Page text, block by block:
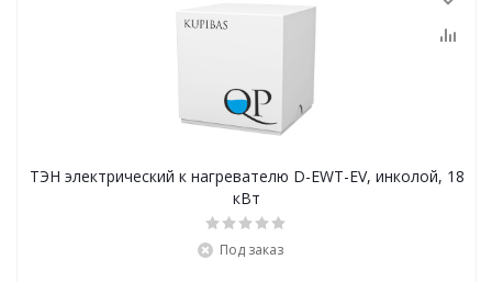
ТЭН электрический к нагревателю D-EWT-EV, инколой, 18
кВт
Под заказ